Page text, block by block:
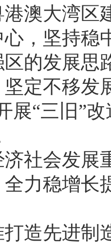
澳大湾区
，坚持稳
的发展思
定不移发
展“三旧”
会发展
稳增长提
先进制造